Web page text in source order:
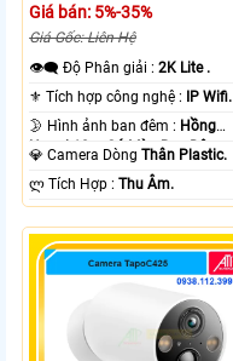
Giá bán: 5%-35%
Giá Gốc: Liên Hệ
👁️‍🗨 Độ Phân giải :2K Lite .
⚜️ Tích hợp công nghệ : IP Wifi.
🌛 Hình ảnh ban đêm : Hồng
Ngoại 10m Có Màu Ban Ðêm.
💎 Camera DòngThân Plastic.
️ლ Tích Hợp :Thu Âm.